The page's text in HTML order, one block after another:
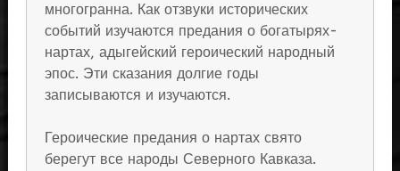
многогранна. Как отзвуки исторических
событий изучаются предания о богатырях-
нартах, адыгейский героический народный
эпос. Эти сказания долгие годы
записываются и изучаются.
Героические предания о нартах свято
берегут все народы Северного Кавказа.